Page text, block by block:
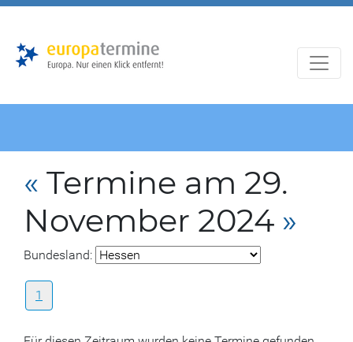
« Termine am 29.
November 2024 »
Bundesland:
1